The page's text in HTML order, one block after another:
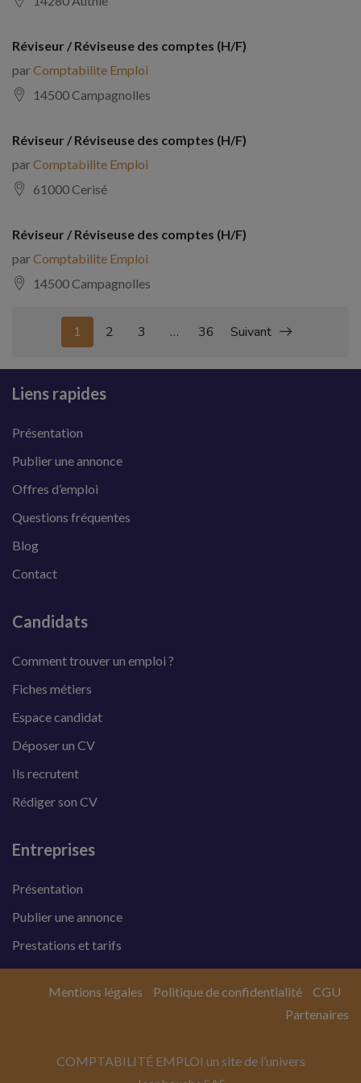
Réviseur / Réviseuse des comptes (H/F)
parComptabilite Emploi
14500 Campagnolles
Réviseur / Réviseuse des comptes (H/F)
parComptabilite Emploi
61000 Cerisé
Réviseur / Réviseuse des comptes (H/F)
parComptabilite Emploi
14500 Campagnolles
1 2 3 … 36 Suivant
Liens rapides
Présentation
Publier une annonce
Offres d’emploi
Questions fréquentes
Blog
Contact
Candidats
Comment trouver un emploi ?
Fiches métiers
Espace candidat
Déposer un CV
Ils recrutent
Rédiger son CV
Entreprises
Présentation
Publier une annonce
Prestations et tarifs
COMPTABILITÉ EMPLOI un site de l’univers
Mentions légales Politique de confidentialité
CGU
Partenaires